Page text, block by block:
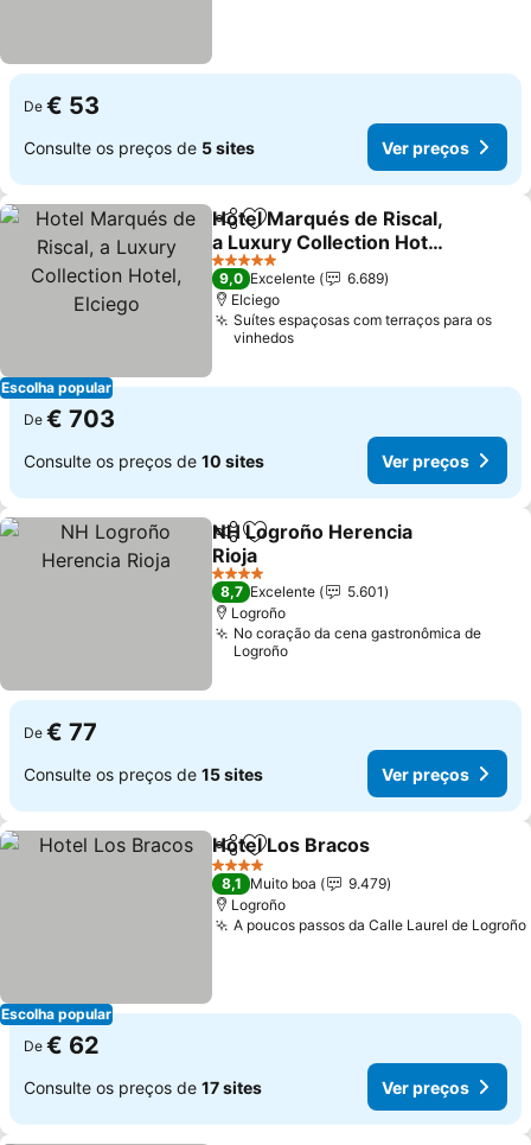
De € 53
Consulte os preços de 5 sites Ver preços
Escolha popular
PartilharAdicionar aos favoritos
Hotel Marqués de Riscal,
a Luxury Collection Hotel,
Elciego
Ver preços
5 Estrelas
9,0 Excelente
6.689
Elciego
Suítes espaçosas com terraços para os
vinhedos
De € 703
Consulte os preços de 10 sites Ver preços
PartilharAdicionar aos favoritos
NH Logroño Herencia
Rioja
Ver preços
4 Estrelas
8,7 Excelente
5.601
Logroño
No coração da cena gastronômica de
Logroño
De € 77
Consulte os preços de 15 sites Ver preços
Escolha popular
PartilharAdicionar aos favoritos
Hotel Los Bracos
4 Estrelas
8,1 Muito boa
9.479
Logroño
A poucos passos da Calle Laurel de Logroño
De € 62
Consulte os preços de 17 sites Ver preços